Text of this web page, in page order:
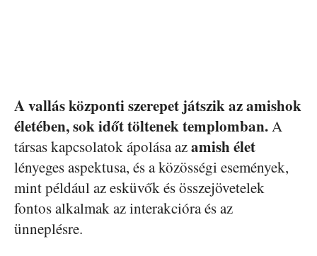
A vallás központi szerepet játszik az amishok
életében, sok időt töltenek templomban.A
társas kapcsolatok ápolása azamish élet
lényeges aspektusa, és a közösségi események,
mint például az esküvők és összejövetelek
fontos alkalmak az interakcióra és az
ünneplésre.